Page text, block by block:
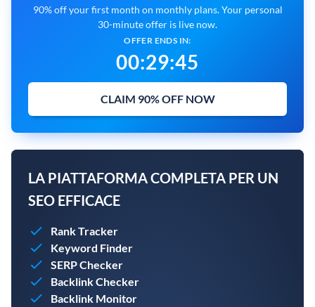
90% off your first month on monthly plans. Your personal
30-minute offer is live now.
OFFER ENDS IN:
00:29:45
CLAIM 90% OFF NOW
LA PIATTAFORMA COMPLETA PER UN
SEO EFFICACE
Rank Tracker
Keyword Finder
SERP Checker
Backlink Checker
Backlink Monitor